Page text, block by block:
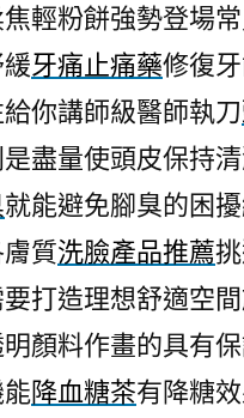
輕粉餅強勢登場
牙痛止痛藥修復
你講師級醫師執刀
盡量使頭皮保持
就能避免腳臭的困
質洗臉產品推薦
打造理想舒適空
顏料作畫的具有
降血糖茶有降糖